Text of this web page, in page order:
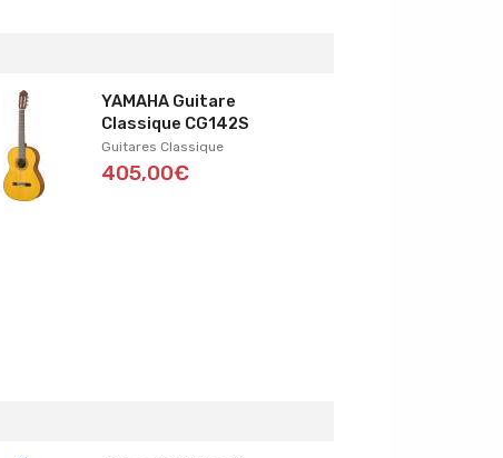
YAMAHA Guitare
Classique CG142S
Guitares Classique
405,00€